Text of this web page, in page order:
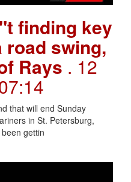
finding key
road swing,
Rays . 12
that will end Sunday
in St. Petersburg,
gettin